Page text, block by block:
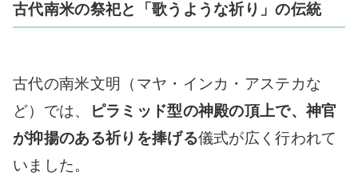
古代南米の祭祀と「歌うような祈り」の伝統
古代の南米文明（マヤ・インカ・アステカな
ど）では、
ピラミッド型の神殿の頂上で、神官
が抑揚のある祈りを捧げる儀式が広く行われて
いました。